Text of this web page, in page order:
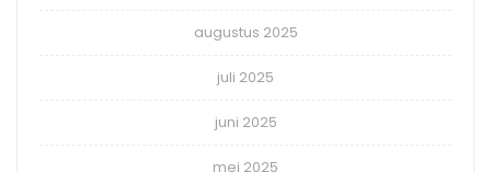
augustus 2025
juli 2025
juni 2025
mei 2025